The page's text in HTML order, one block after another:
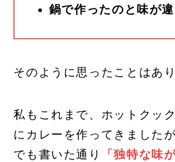
鍋で作ったのと味が違
そのように思ったことはあ
私もこれまで、ホットクッ
にカレーを作ってきました
でも書いた通り
「独特な味